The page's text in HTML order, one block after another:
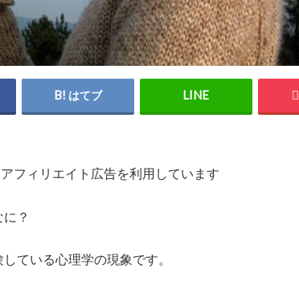
はてブ
フィリエイト広告を利用しています
？
ている心理学の現象です。